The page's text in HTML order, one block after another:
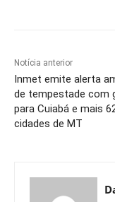
Notícia anterior
Inmet emite alerta
de tempestade com
para Cuiabá e mais
cidades de MT